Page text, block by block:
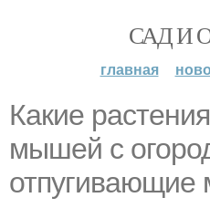
САД И
главная
Какие
мышей с